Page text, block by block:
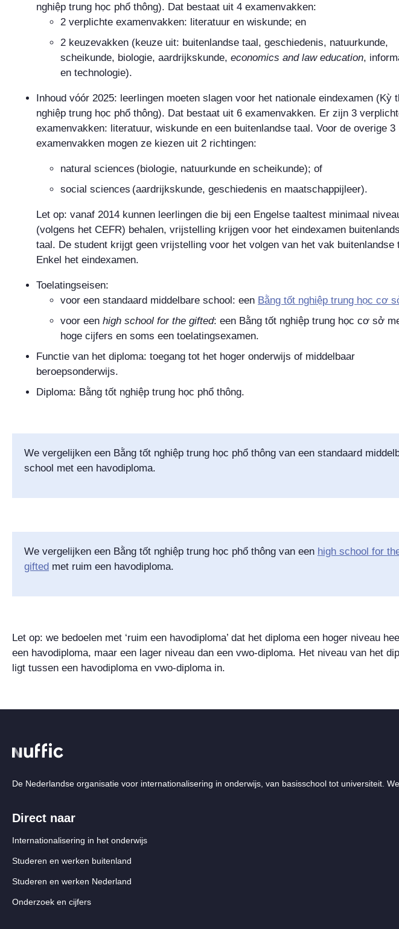
nghiệp trung học phổ thông). Dat bestaat uit 4 examenvakken:
2 verplichte examenvakken: literatuur en wiskunde; en
2 keuzevakken (keuze uit: buitenlandse taal, geschiedenis, natuurkunde,
scheikunde, biologie, aardrijkskunde, economics and law education,
en technologie).
Inhoud vóór 2025: leerlingen moeten slagen voor het nationale eindexamen (Kỳ
nghiệp trung học phổ thông). Dat bestaat uit 6 examenvakken. Er zijn 3
examenvakken: literatuur, wiskunde en een buitenlandse taal. Voor de overige 3
examenvakken mogen ze kiezen uit 2 richtingen:
natural sciences (biologie, natuurkunde en scheikunde); of
social sciences (aardrijkskunde, geschiedenis en maatschappijleer).
Let op: vanaf 2014 kunnen leerlingen die bij een Engelse taaltest minimaal
(volgens het CEFR) behalen, vrijstelling krijgen voor het eindexamen
taal. De student krijgt geen vrijstelling voor het volgen van het vak buitenlandse
Enkel het eindexamen.
Toelatingseisen:
voor een standaard middelbare school: een Bằng tốt nghiệp trung học cơ
voor een high school for the gifted: een Bằng tốt nghiệp trung học cơ sở
hoge cijfers en soms een toelatingsexamen.
Functie van het diploma: toegang tot het hoger onderwijs of middelbaar
beroepsonderwijs.
Diploma: Bằng tốt nghiệp trung học phổ thông.
We vergelijken een Bằng tốt nghiệp trung học phổ thông van een standaard
school met een havodiploma.
We vergelijken een Bằng tốt nghiệp trung học phổ thông van een high school for
gifted met ruim een havodiploma.
Let op: we bedoelen met ‘ruim een havodiploma’ dat het diploma een hoger niveau
een havodiploma, maar een lager niveau dan een vwo-diploma. Het niveau van het
ligt tussen een havodiploma en vwo-diploma in.
De Nederlandse organisatie voor internationalisering in onderwijs, van basisschool tot universiteit.
Direct naar
Internationalisering in het onderwijs
Studeren en werken buitenland
Studeren en werken Nederland
Onderzoek en cijfers